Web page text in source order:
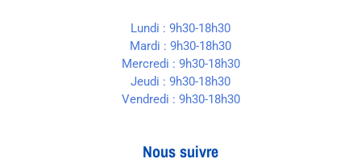
Lundi : 9h30-18h30
Mardi : 9h30-18h30
Mercredi : 9h30-18h30
Jeudi : 9h30-18h30
Vendredi : 9h30-18h30
Nous suivre